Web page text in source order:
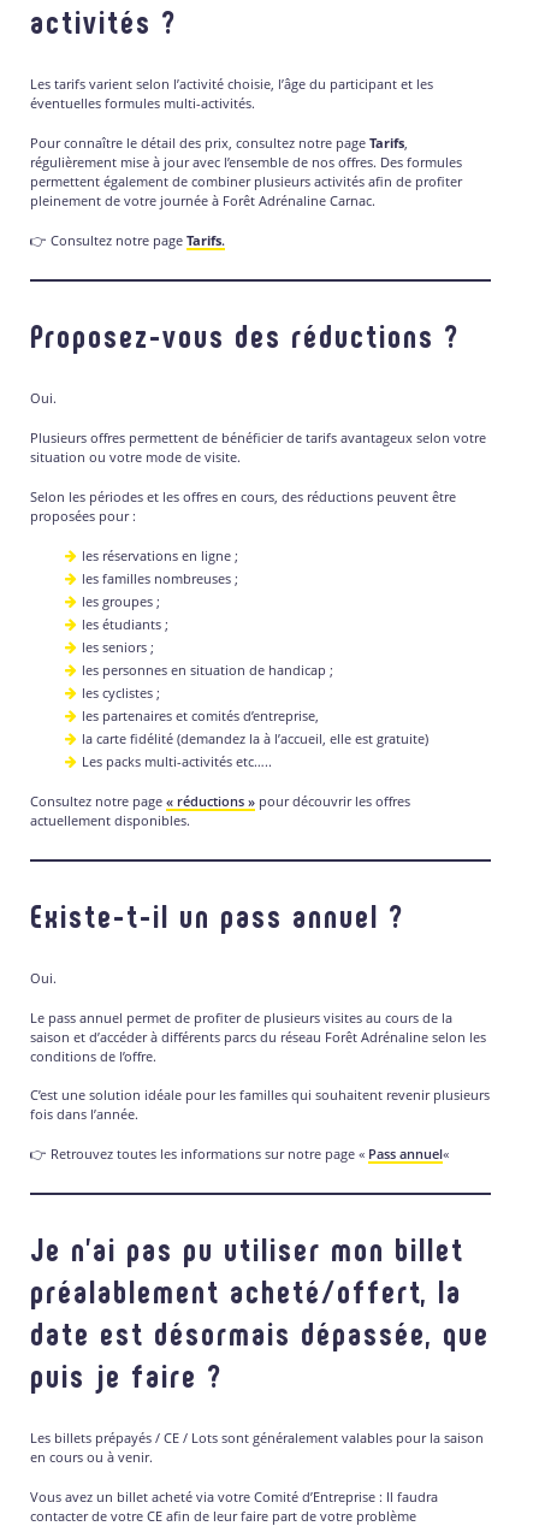
activités ?
Les tarifs varient selon l’activité choisie, l’âge du participant et les
éventuelles formules multi-activités.
Pour connaître le détail des prix, consultez notre page Tarifs,
régulièrement mise à jour avec l’ensemble de nos offres. Des formules
permettent également de combiner plusieurs activités afin de profiter
pleinement de votre journée à Forêt Adrénaline Carnac.
👉 Consultez notre page Tarifs.
Proposez-vous des réductions ?
Oui.
Plusieurs offres permettent de bénéficier de tarifs avantageux selon votre
situation ou votre mode de visite.
Selon les périodes et les offres en cours, des réductions peuvent être
proposées pour :
les réservations en ligne ;
les familles nombreuses ;
les groupes ;
les étudiants ;
les seniors ;
les personnes en situation de handicap ;
les cyclistes ;
les partenaires et comités d’entreprise,
la carte fidélité (demandez la à l’accueil, elle est gratuite)
Les packs multi-activités etc…..
Consultez notre page « réductions » pour découvrir les offres
actuellement disponibles.
Existe-t-il un pass annuel ?
Oui.
Le pass annuel permet de profiter de plusieurs visites au cours de la
saison et d’accéder à différents parcs du réseau Forêt Adrénaline selon les
conditions de l’offre.
C’est une solution idéale pour les familles qui souhaitent revenir plusieurs
fois dans l’année.
👉 Retrouvez toutes les informations sur notre page « Pass annuel«
Je n’ai pas pu utiliser mon billet
préalablement acheté/offert, la
date est désormais dépassée, que
puis je faire ?
Les billets prépayés / CE / Lots sont généralement valables pour la saison
en cours ou à venir.
Vous avez un billet acheté via votre Comité d’Entreprise : Il faudra
contacter de votre CE afin de leur faire part de votre problème